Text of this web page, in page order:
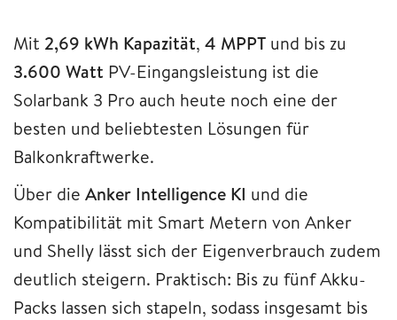
Mit 2,69 kWh Kapazität, 4 MPPT und bis zu
3.600 Watt PV-Eingangsleistung ist die
Solarbank 3 Pro auch heute noch eine der
besten und beliebtesten Lösungen für
Balkonkraftwerke.
Über die Anker Intelligence KI und die
Kompatibilität mit Smart Metern von Anker
und Shelly lässt sich der Eigenverbrauch zudem
deutlich steigern. Praktisch: Bis zu fünf Akku-
Packs lassen sich stapeln, sodass insgesamt bis